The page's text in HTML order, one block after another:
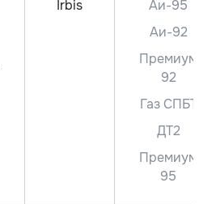
Irbis
Аи-95
Аи-92
Премиум
92
Газ СПБТ
ДТ2
Премиум
95